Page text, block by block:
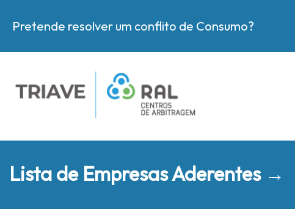
Pretende resolver um conflito de Consumo?
Lista de Empresas Aderentes →